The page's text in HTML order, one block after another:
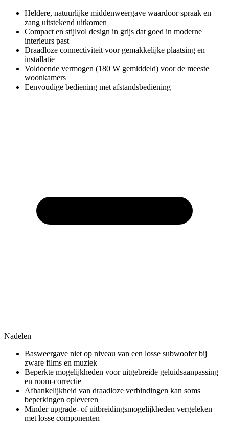
Heldere, natuurlijke middenweergave waardoor spraak en
zang uitstekend uitkomen
Compact en stijlvol design in grijs dat goed in moderne
interieurs past
Draadloze connectiviteit voor gemakkelijke plaatsing en
installatie
Voldoende vermogen (180 W gemiddeld) voor de meeste
woonkamers
Eenvoudige bediening met afstandsbediening
Nadelen
Basweergave niet op niveau van een losse subwoofer bij
zware films en muziek
Beperkte mogelijkheden voor uitgebreide geluidsaanpassing
en room-correctie
Afhankelijkheid van draadloze verbindingen kan soms
beperkingen opleveren
Minder upgrade- of uitbreidingsmogelijkheden vergeleken
met losse componenten